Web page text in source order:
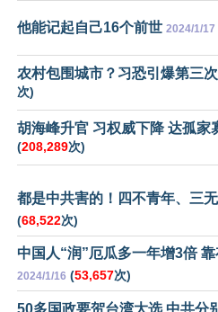
他能记起自己16个前世 2024/1/17
农村包围城市？习恐引爆第三
次)
胡海峰升官 习权威下降 达孤家
(208,289次)
都是中共害的！四不青年、三
(68,522次)
中国人“润”厄瓜多一年增3倍
2024/1/16 (53,657次)